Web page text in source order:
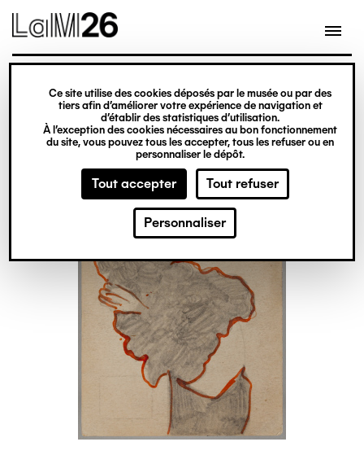
Gestion des cookies
Ce site utilise des cookies déposés par le musée ou par des
tiers afin d’améliorer votre expérience de navigation et
d’établir des statistiques d’utilisation.
À l’exception des cookies nécessaires au bon fonctionnement
du site, vous pouvez tous les accepter, tous les refuser ou en
personnaliser le dépôt.
Tout accepter Tout refuser
Personnaliser
contenu